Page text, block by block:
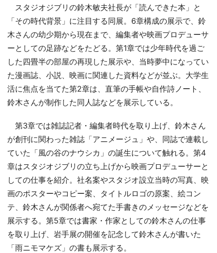
スタジオジブリの鈴木敏夫社長が「読んできた本」と
「その時代背景」に注目する同展。6章構成の展示で、鈴
木さんの幼少期から現在まで、編集者や映画プロデューサ
ーとしての足跡などをたどる。第1章では少年時代を過ご
した四畳半の部屋の再現した展示や、当時夢中になってい
た漫画誌、小説、映画に関連した資料などが並ぶ。大学生
活に焦点を当てた第2章は、直筆の手帳や自作詩ノート、
鈴木さんが制作した同人誌などを展示している。
第3章では雑誌記者・編集者時代を取り上げ、鈴木さん
が創刊に関わった雑誌「アニメージュ」や、同誌で連載し
ていた「風の谷のナウシカ」の誕生について触れる。第4
章はスタジオジブリの立ち上げから映画プロデューサーと
しての仕事を紹介。社名案やスタジオ設立当時の写真、映
画のポスターやコピー案、タイトルロゴの原案、絵コン
テ、鈴木さんが関係者へ宛てた手書きのメッセージなどを
展示する。第5章では書家・作家としての鈴木さんの仕事
を取り上げ、岩手展の開催を記念して鈴木さんが書いた
「雨ニモマケズ」の書も展示する。